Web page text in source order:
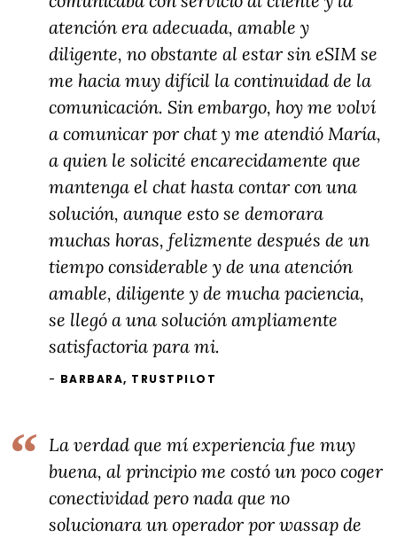
atención era adecuada, amable y
diligente, no obstante al estar sin eSIM se
me hacia muy difícil la continuidad de la
comunicación. Sin embargo, hoy me volví
a comunicar por chat y me atendió María,
a quien le solicité encarecidamente que
mantenga el chat hasta contar con una
solución, aunque esto se demorara
muchas horas, felizmente después de un
tiempo considerable y de una atención
amable, diligente y de mucha paciencia,
se llegó a una solución ampliamente
satisfactoria para mi.
BARBARA, TRUSTPILOT
La verdad que mí experiencia fue muy
buena, al principio me costó un poco coger
conectividad pero nada que no
solucionara un operador por wassap de